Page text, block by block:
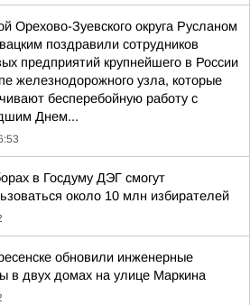
Орехово-Зуевского округа Русланом
поздравили сотрудников
предприятий крупнейшего в России
железнодорожного узла, которые
бесперебойную работу с
Днем...
в Госдуму ДЭГ смогут
около 10 млн избирателей
обновили инженерные
в двух домах на улице Маркина